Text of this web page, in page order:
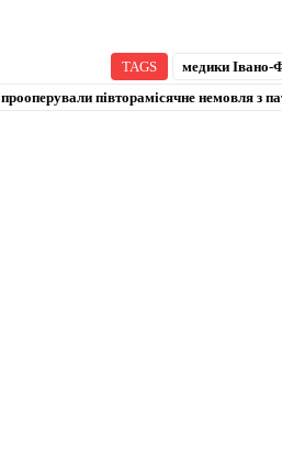
TAGS
медики Івано-
прооперували півторамісячне немовля з